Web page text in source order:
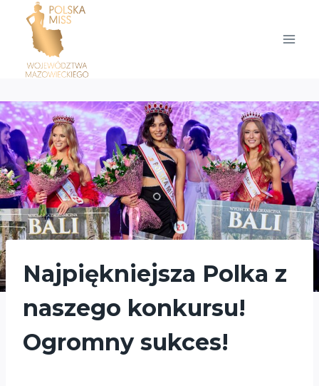
Przejdź
Najpiękniejsza Polka z
naszego konkursu!
Ogromny sukces!